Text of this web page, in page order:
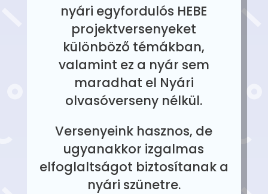
nyári egyfordulós HEBE
projektversenyeket
különböző témákban,
valamint ez a nyár sem
maradhat el Nyári
olvasóverseny nélkül.
Versenyeink hasznos, de
ugyanakkor izgalmas
elfoglaltságot biztosítanak a
nyári szünetre.